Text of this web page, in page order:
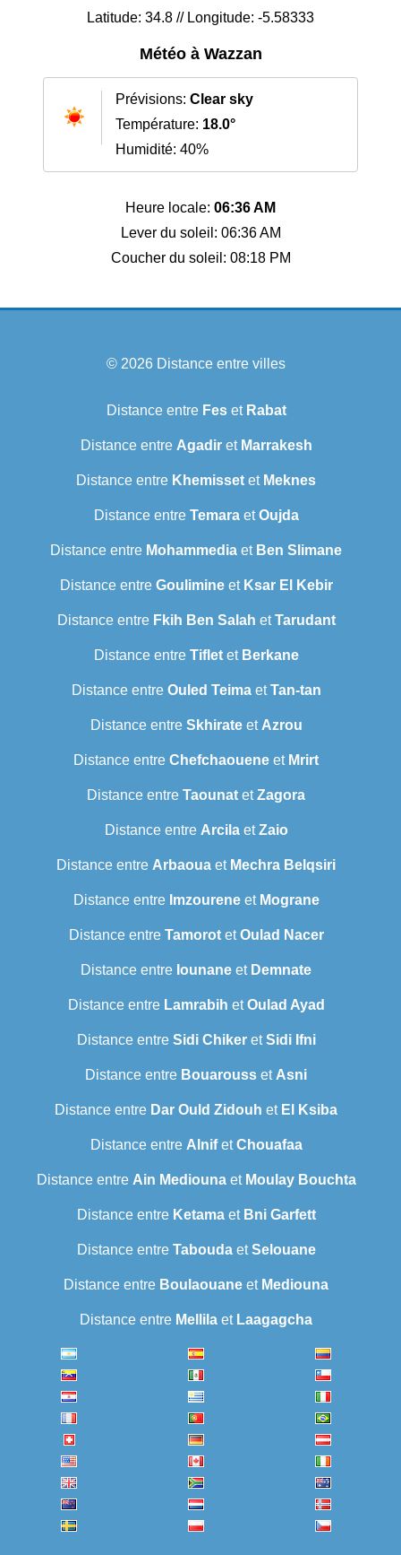
Latitude: 34.8 // Longitude: -5.58333
Météo à Wazzan
Prévisions: Clear sky
Température: 18.0°
Humidité: 40%
Heure locale: 06:36 AM
Lever du soleil: 06:36 AM
Coucher du soleil: 08:18 PM
© 2026 Distance entre villes
Distance entre Feset Rabat
Distance entre Agadiret Marrakesh
Distance entre Khemisset et Meknes
Distance entre TemaraetOujda
Distance entre Mohammedia et Ben Slimane
Distance entre Goulimineet Ksar El Kebir
Distance entre Fkih Ben Salah etTarudant
Distance entre Tifletet Berkane
Distance entre Ouled TeimaetTan-tan
Distance entre Skhirateet Azrou
Distance entre Chefchaouene et Mrirt
Distance entre Taounat etZagora
Distance entre ArcilaetZaio
Distance entre Arbaoua et Mechra Belqsiri
Distance entre Imzoureneet Mograne
Distance entre TamorotetOulad Nacer
Distance entre Iounane et Demnate
Distance entre Lamrabih etOulad Ayad
Distance entre Sidi ChikeretSidi Ifni
Distance entre Bouarouss et Asni
Distance entre Dar Ould Zidouh et El Ksiba
Distance entre AlnifetChouafaa
Distance entre Ain Mediounaet Moulay Bouchta
Distance entre Ketamaet Bni Garfett
Distance entre TaboudaetSelouane
Distance entre Boulaouane et Mediouna
Distance entre Mellila et Laagagcha